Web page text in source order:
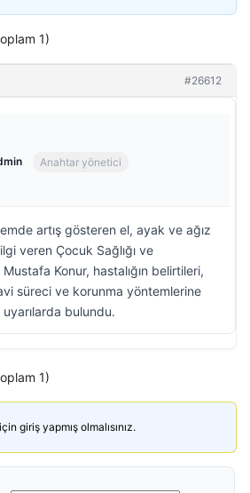
1)
#26612
Anahtar yönetici
artış gösteren el, ayak ve ağız
veren Çocuk Sağlığı ve
Mustafa Konur, hastalığın belirtileri,
süreci ve korunma yöntemlerine
bulundu.
1)
giriş yapmış olmalısınız.